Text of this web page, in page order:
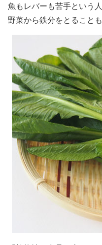
魚もレバーも苦手という
野菜から鉄分をとること